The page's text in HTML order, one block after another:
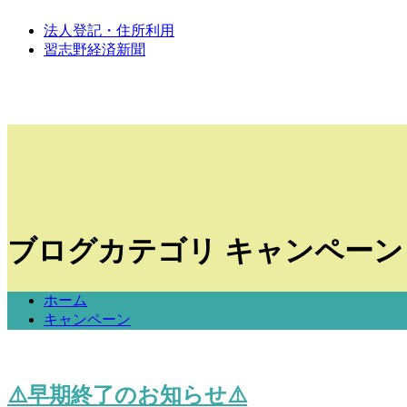
法人登記・住所利用
習志野経済新聞
ブログカテゴリ キャンペー
ホーム
キャンペーン
⚠️早期終了のお知らせ⚠️